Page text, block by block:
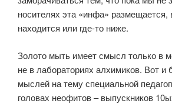
носителях эта «инфа» размещается,
находится или где-то ниже.
Золото мыть имеет смысл только в
не в лабораториях алхимиков. Вот и
мыслей на тему специальной
головах неофитов – выпускников